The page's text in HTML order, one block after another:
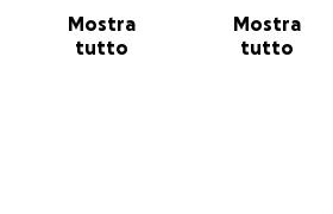
Mostra
tutto
Mostra
tutto